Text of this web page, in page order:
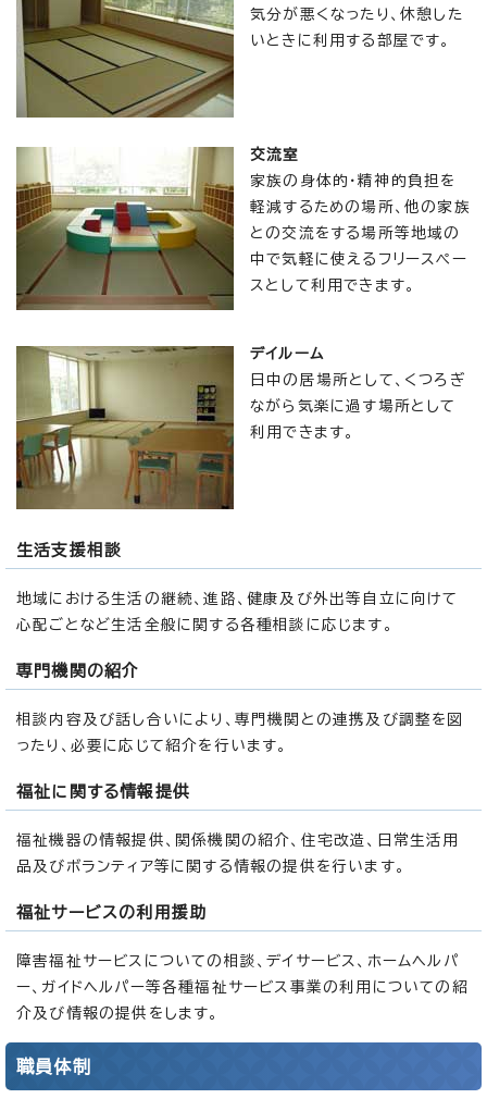
気分が悪くなったり、休憩した
いときに利用する部屋です。
交流室
家族の身体的・精神的負担を
軽減するための場所、他の家族
との交流をする場所等地域の
中で気軽に使えるフリースペー
スとして利用できます。
デイルーム
日中の居場所として、くつろぎ
ながら気楽に過す場所として
利用できます。
生活支援相談
地域における生活の継続、進路、健康及び外出等自立に向けて
心配ごとなど生活全般に関する各種相談に応じます。
専門機関の紹介
相談内容及び話し合いにより、専門機関との連携及び調整を図
ったり、必要に応じて紹介を行います。
福祉に関する情報提供
福祉機器の情報提供、関係機関の紹介、住宅改造、日常生活用
品及びボランティア等に関する情報の提供を行います。
福祉サービスの利用援助
障害福祉サービスについての相談、デイサービス、ホームヘルパ
ー、ガイドヘルパー等各種福祉サービス事業の利用についての紹
介及び情報の提供をします。
職員体制